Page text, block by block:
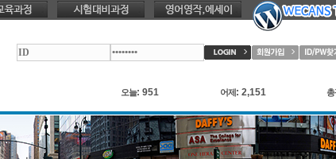
오늘: 951 어제: 2,151